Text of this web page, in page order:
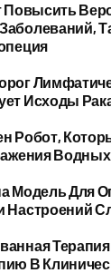
Повысить
Исходы
Робот,
Модель Для
Настроений
В